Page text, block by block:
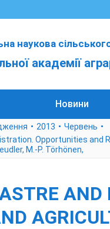
наукова
академії
Новини
2013
Червень
Opportunities
M.-P. Törhönen,